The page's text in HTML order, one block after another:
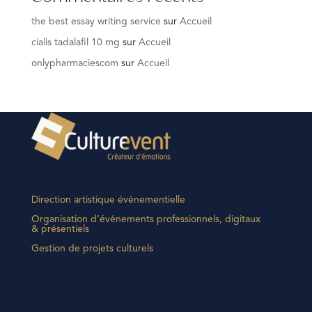
the best essay writing service sur Accueil
cialis tadalafil 10 mg sur Accueil
onlypharmaciescom sur Accueil
Direction artistique événementielle
Organisation d’événements professionnels, digitaux
& présentiels
Gestion de projets culturels